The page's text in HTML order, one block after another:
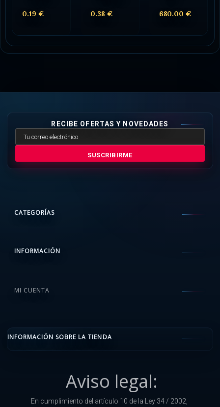
0.19 € 0.38 € 680.00 €
RECIBE OFERTAS Y NOVEDADES
SUSCRIBIRME
CATEGORÍAS
INFORMACIÓN
MI CUENTA
INFORMACIÓN SOBRE LA TIENDA
Aviso legal:
En cumplimiento del artículo 10 de la Ley 34 / 2002,